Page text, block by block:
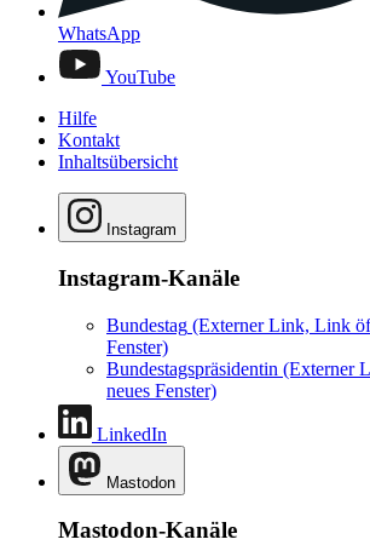
WhatsApp
YouTube
Hilfe
Kontakt
Inhaltsübersicht
Instagram
Instagram-Kanäle
Bundestag (Externer Link, Link
Fenster)
Bundestagspräsidentin (Externer
neues Fenster)
LinkedIn
Mastodon
Mastodon-Kanäle